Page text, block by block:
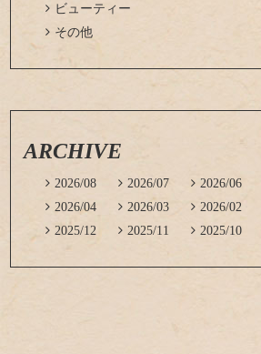
 ビューティー
 その他
ARCHIVE
 2026/08  2026/07  2026/06
 2026/04  2026/03  2026/02
 2025/12  2025/11  2025/10